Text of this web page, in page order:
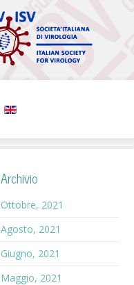
Archivio
Ottobre, 2021
Agosto, 2021
Giugno, 2021
Maggio, 2021